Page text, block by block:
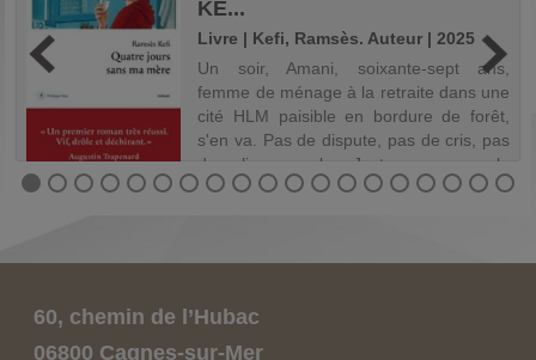
KE...
Livre | Kefi, Ramsès. Auteur | 2025
Un soir, Amani, soixante-sept ans,
femme de ménage à la retraite dans une
cité HLM paisible en bordure de forêt,
s'en va. Pas de dispute, pas de cris, pas
de valise non plus. Juste une casserole
de pâtes piquantes laissée sur la c...
60, chemin de l’Hubac
06800 Cagnes-sur-Mer